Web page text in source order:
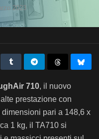
2023
710, il nuovo
prestazione con
dimensioni pari a 148,6 x
1 kg, il TA710 si